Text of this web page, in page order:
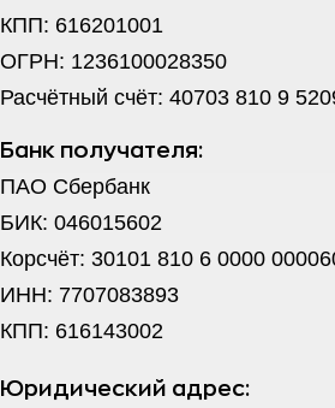
КПП: 616201001
ОГРН: 1236100028350
Расчётный счёт: 40703 810 9
Банк получателя:
ПАО Сбербанк
БИК: 046015602
Корсчёт: 30101 810 6 0000
ИНН: 7707083893
КПП: 616143002
Юридический адрес: